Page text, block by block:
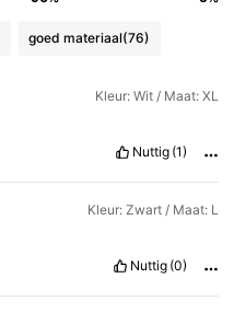
goed materiaal(76)
Kleur: Wit / Maat: XL
Nuttig (1)
Kleur: Zwart / Maat: L
Nuttig (0)